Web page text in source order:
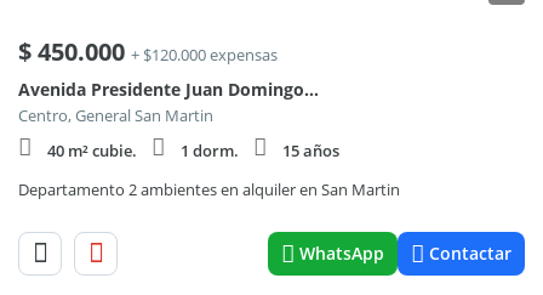
$450.000 + $120.000 expensas
Avenida Presidente Juan Domingo Perón 3600, Piso 1
Centro, General San Martin
40 m² cubie.
1 dorm.
15 años
Departamento 2 ambientes en alquiler en San Martin
WhatsApp Contactar